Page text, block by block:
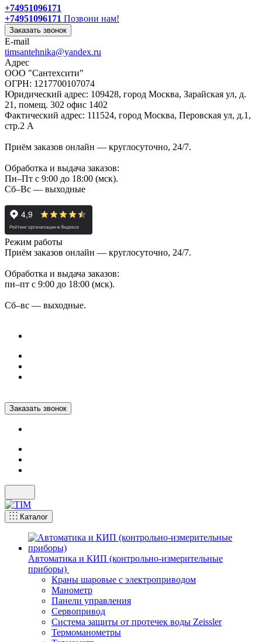
+74951096171
+74951096171 Позвони нам!
Заказать звонок
E-mail
timsantehnika@yandex.ru
Адрес
ООО "Сантехсити"
ОГРН: 1217700107074
Юридический адрес: 109428, город Москва, Зарайская ул, д.
21, помещ. 302 офис 1402
Фактический адрес: 111524, город Москва, Перовская ул, д.1,
стр.2 А
Приём заказов онлайн — круглосуточно, 24/7.
Обработка и выдача заказов:
Пн–Пт с 9:00 до 18:00 (мск).
Сб–Вс — выходные
Режим работы
Приём заказов онлайн — круглосуточно, 24/7.
Обработка и выдача заказов:
пн–пт с 9:00 до 18:00 (мск).
Сб–вс — выходные.
Заказать звонок
Каталог
Автоматика и КИП (контрольно-измерительные
приборы)
Краны шаровые с электроприводом
Манометр
Панели управления
Сервопривод
Система защиты от протечек воды Zeissler
Термоманометры